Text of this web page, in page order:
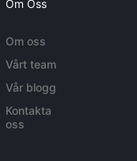
Om Oss
Om oss
Vårt team
Vår blogg
Kontakta
oss